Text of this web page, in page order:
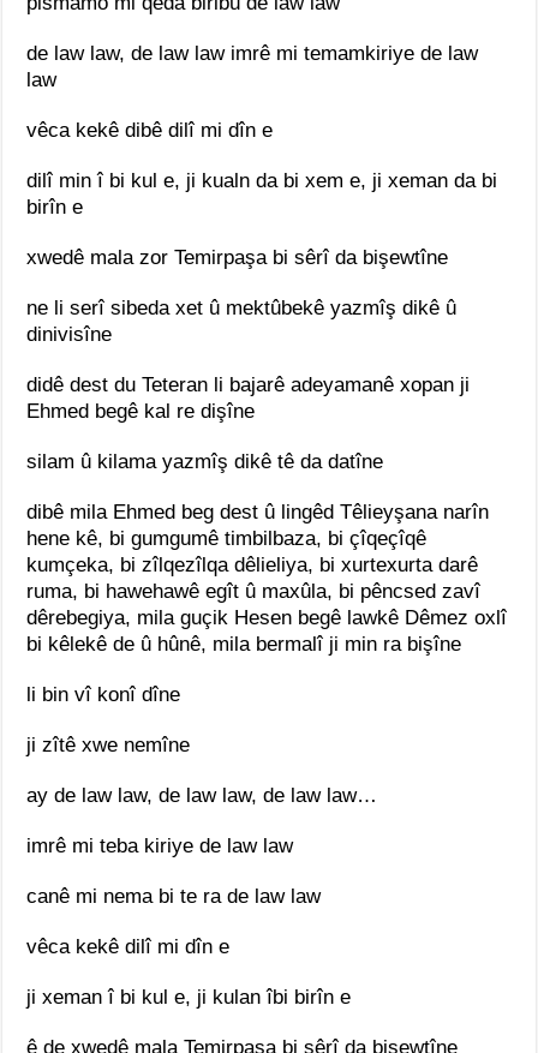
de law law, de law law imrê mi temamkiriye de law
law
vêca kekê dibê dilî mi dîn e
dilî min î bi kul e, ji kualn da bi xem e, ji xeman da bi
birîn e
xwedê mala zor Temirpaşa bi sêrî da bişewtîne
ne li serî sibeda xet û mektûbekê yazmîş dikê û
dinivisîne
didê dest du Teteran li bajarê adeyamanê xopan ji
Ehmed begê kal re dişîne
silam û kilama yazmîş dikê tê da datîne
dibê mila Ehmed beg dest û lingêd Têlieyşana narîn
hene kê, bi gumgumê timbilbaza, bi çîqeçîqê
kumçeka, bi zîlqezîlqa dêlieliya, bi xurtexurta darê
ruma, bi hawehawê egît û maxûla, bi pêncsed zavî
dêrebegiya, mila guçik Hesen begê lawkê Dêmez oxlî
bi kêlekê de û hûnê, mila bermalî ji min ra bişîne
li bin vî konî dîne
ji zîtê xwe nemîne
ay de law law, de law law, de law law…
imrê mi teba kiriye de law law
canê mi nema bi te ra de law law
vêca kekê dilî mi dîn e
ji xeman î bi kul e, ji kulan îbi birîn e
ê de xwedê mala Temirpaşa bi sêrî da bişewtîne